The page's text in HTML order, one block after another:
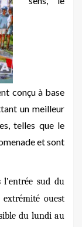
conçu à base
un meilleur
telles que le
et sont
l’entrée sud du
ouest
du lundi au